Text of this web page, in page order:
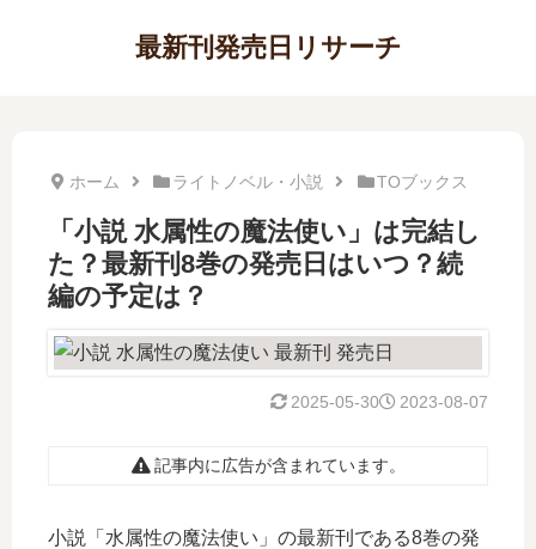
最新刊発売日リサーチ
ホーム ライトノベル・小説 TOブックス
「小説 水属性の魔法使い」は完結し
た？最新刊8巻の発売日はいつ？続
編の予定は？
2023-08-07
2025-05-30
記事内に広告が含まれています。
小説「水属性の魔法使い」の最新刊である8巻の発